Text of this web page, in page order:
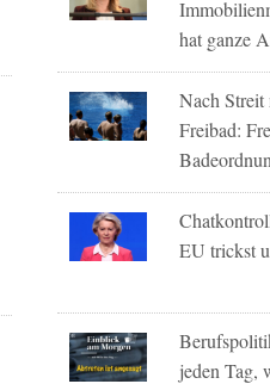
hat ganze
Nach
Freibad:
EU trickst
jeden Tag,